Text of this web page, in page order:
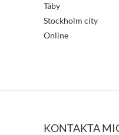
Täby
Stockholm city
Online
KONTAKTA